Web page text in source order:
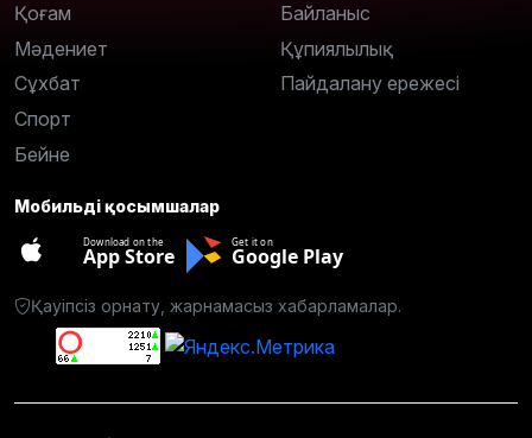
Қоғам
Мәдениет
Сұхбат
Спорт
Бейне
Байланыс
Құпиялылық
Пайдалану ережесі
Мобильді қосымшалар
Download on the
App Store
Get it on
Google Play
Қауіпсіз орнату, жарнамасыз хабарламалар.